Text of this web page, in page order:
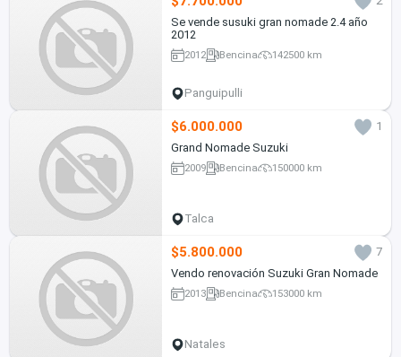
Se vende susuki gran nomade 2.4 año
2012
2012 Bencina 142500 km
Panguipulli
$6.000.000
1
Grand Nomade Suzuki
2009 Bencina 150000 km
Talca
$5.800.000
7
Vendo renovación Suzuki Gran Nomade
2013 Bencina 153000 km
Natales